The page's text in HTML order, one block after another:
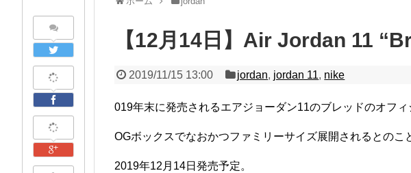
【12月14日】Air Jordan 11
2019/11/15 13:00 jordan, jordan 11, nike
019年末に発売されるエアジョーダン11のブレッドのオフィ
OGボックスでなおかつファミリーサイズ展開されるとのこ
2019年12月14日発売予定。